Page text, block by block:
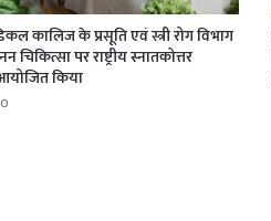
कालिज के प्रसूति एवं स्त्री रोग विभाग
पर राष्ट्रीय स्नातकोत्तर
आयोजित किया